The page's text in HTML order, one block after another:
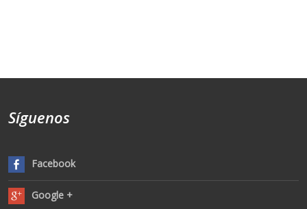
Síguenos
Facebook
Google +